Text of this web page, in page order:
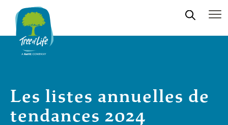
Les listes annuelles de
tendances 2024